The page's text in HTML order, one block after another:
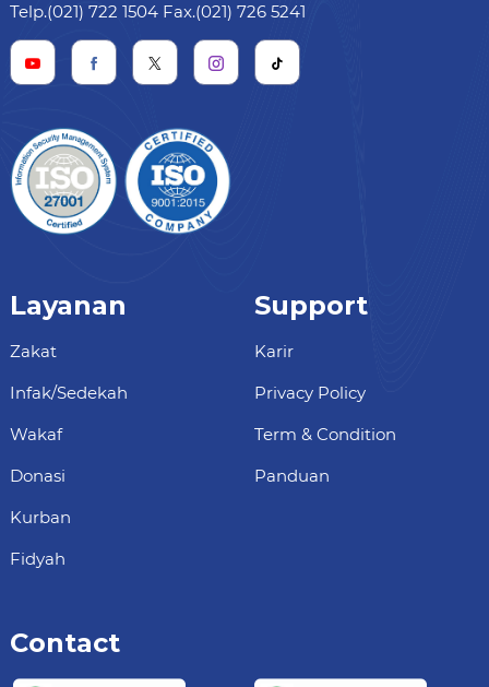
Telp.(021) 722 1504 Fax.(021) 726 5241
Layanan
Zakat
Infak/Sedekah
Wakaf
Donasi
Kurban
Fidyah
Support
Karir
Privacy Policy
Term & Condition
Panduan
Contact